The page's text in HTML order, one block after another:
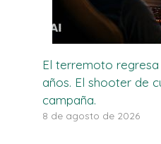
El terremoto
años. El shooter de
campaña.
8 de agosto de 2026